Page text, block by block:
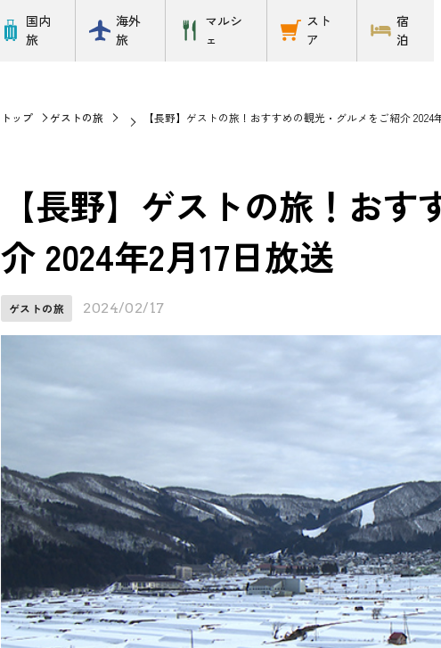
国内
旅
海外
旅
マルシ
ェ
スト
ア
宿
泊
トップ ゲストの旅 【長野】ゲストの旅！おすすめの観光・グルメをご紹介 2024
【長野】ゲストの旅！お
介 2024年2月17日放送
ゲストの旅 2024/02/17